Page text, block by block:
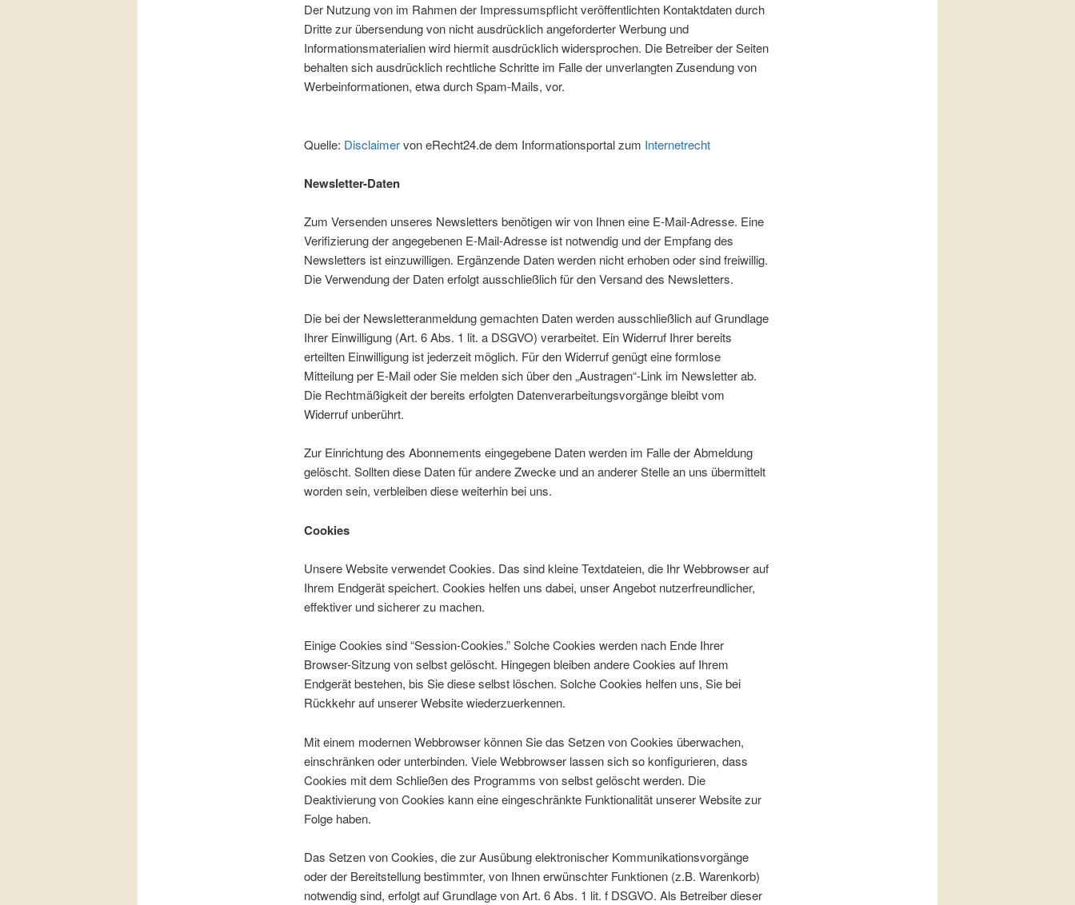
Der Nutzung von im Rahmen der Impressumspflicht veröffentlichten Kontaktdaten durch
Dritte zur übersendung von nicht ausdrücklich angeforderter Werbung und
Informationsmaterialien wird hiermit ausdrücklich widersprochen. Die Betreiber der Seiten
behalten sich ausdrücklich rechtliche Schritte im Falle der unverlangten Zusendung von
Werbeinformationen, etwa durch Spam-Mails, vor.
Quelle: Disclaimervon eRecht24.de dem Informationsportal zum Internetrecht
Newsletter-Daten
Zum Versenden unseres Newsletters benötigen wir von Ihnen eine E-Mail-Adresse. Eine
Verifizierung der angegebenen E-Mail-Adresse ist notwendig und der Empfang des
Newsletters ist einzuwilligen. Ergänzende Daten werden nicht erhoben oder sind freiwillig.
Die Verwendung der Daten erfolgt ausschließlich für den Versand des Newsletters.
Die bei der Newsletteranmeldung gemachten Daten werden ausschließlich auf Grundlage
Ihrer Einwilligung (Art. 6 Abs. 1 lit. a DSGVO) verarbeitet. Ein Widerruf Ihrer bereits
erteilten Einwilligung ist jederzeit möglich. Für den Widerruf genügt eine formlose
Mitteilung per E-Mail oder Sie melden sich über den „Austragen“-Link im Newsletter ab.
Die Rechtmäßigkeit der bereits erfolgten Datenverarbeitungsvorgänge bleibt vom
Widerruf unberührt.
Zur Einrichtung des Abonnements eingegebene Daten werden im Falle der Abmeldung
gelöscht. Sollten diese Daten für andere Zwecke und an anderer Stelle an uns übermittelt
worden sein, verbleiben diese weiterhin bei uns.
Cookies
Unsere Website verwendet Cookies. Das sind kleine Textdateien, die Ihr Webbrowser auf
Ihrem Endgerät speichert. Cookies helfen uns dabei, unser Angebot nutzerfreundlicher,
effektiver und sicherer zu machen.
Einige Cookies sind “Session-Cookies.” Solche Cookies werden nach Ende Ihrer
Browser-Sitzung von selbst gelöscht. Hingegen bleiben andere Cookies auf Ihrem
Endgerät bestehen, bis Sie diese selbst löschen. Solche Cookies helfen uns, Sie bei
Rückkehr auf unserer Website wiederzuerkennen.
Mit einem modernen Webbrowser können Sie das Setzen von Cookies überwachen,
einschränken oder unterbinden. Viele Webbrowser lassen sich so konfigurieren, dass
Cookies mit dem Schließen des Programms von selbst gelöscht werden. Die
Deaktivierung von Cookies kann eine eingeschränkte Funktionalität unserer Website zur
Folge haben.
Das Setzen von Cookies, die zur Ausübung elektronischer Kommunikationsvorgänge
oder der Bereitstellung bestimmter, von Ihnen erwünschter Funktionen (z.B. Warenkorb)
notwendig sind, erfolgt auf Grundlage von Art. 6 Abs. 1 lit. f DSGVO. Als Betreiber dieser